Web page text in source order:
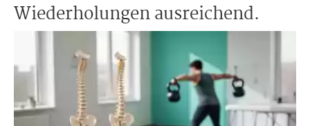
Wiederholungen ausreichend.